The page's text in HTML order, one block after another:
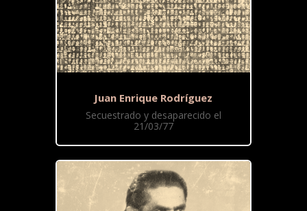
Juan Enrique Rodríguez
Secuestrado y desaparecido el
21/03/77